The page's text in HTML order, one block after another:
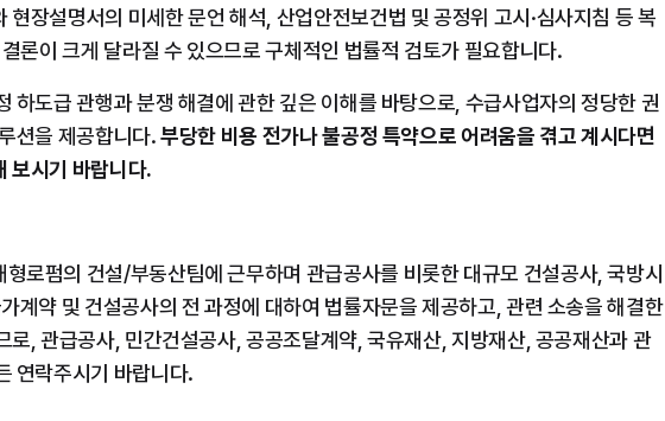
장설명서의 미세한 문언 해석, 산업안전보건법 및 공정위 고시·심사지침 등 복
론이 크게 달라질 수 있으므로 구체적인 법률적 검토가 필요합니다.
하도급 관행과 분쟁 해결에 관한 깊은 이해를 바탕으로, 수급사업자의 정당한 권
션을 제공합니다. 부당한 비용 전가나 불공정 특약으로 어려움을 겪고 계시다면
보시기 바랍니다.
로펌의 건설/부동산팀에 근무하며 관급공사를 비롯한 대규모 건설공사, 국방시
계약 및 건설공사의 전 과정에 대하여 법률자문을 제공하고, 관련 소송을 해결한
로, 관급공사, 민간건설공사, 공공조달계약, 국유재산, 지방재산, 공공재산과 관
연락주시기 바랍니다.